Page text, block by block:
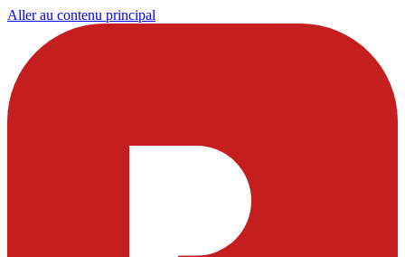
Aller au contenu principal